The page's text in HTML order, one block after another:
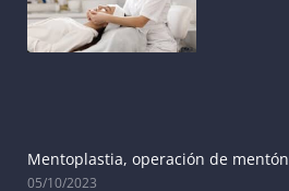
Mentoplastia, operación de mentón
05/10/2023